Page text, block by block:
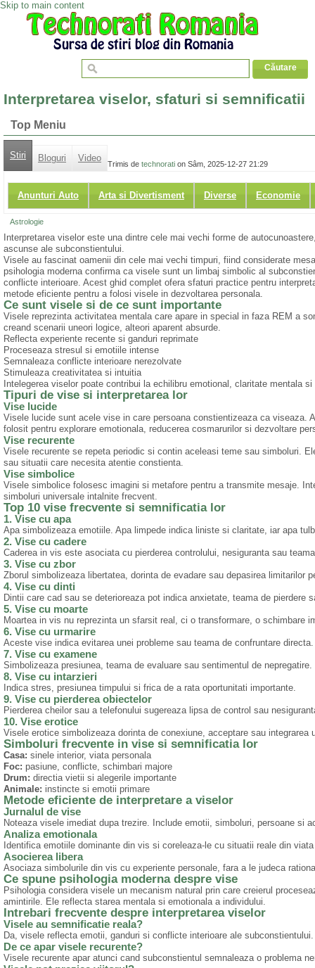
Skip to main content
Interpretarea viselor, sfaturi si semnificatii
Top Meniu
Stiri Bloguri Video
Anunturi Auto Arta si Divertisment Diverse Economie
Trimis de technorati on Sâm, 2025-12-27 21:29
Astrologie
Interpretarea viselor este una dintre cele mai vechi forme de
ascunse ale subconstientului.
Visele au fascinat oamenii din cele mai vechi timpuri, fiind considerate
psihologia moderna confirma ca visele sunt un limbaj simbolic al
conflicte interioare. Acest ghid complet ofera sfaturi practice pentru
metode eficiente pentru a folosi visele in dezvoltarea personala.
Ce sunt visele si de ce sunt importante
Visele reprezinta activitatea mentala care apare in special in faza REM a
creand scenarii uneori logice, alteori aparent absurde.
Reflecta experiente recente si ganduri reprimate
Proceseaza stresul si emotiile intense
Semnaleaza conflicte interioare nerezolvate
Stimuleaza creativitatea si intuitia
Intelegerea viselor poate contribui la echilibru emotional, claritate mentala
Tipuri de vise si interpretarea lor
Vise lucide
Visele lucide sunt acele vise in care persoana constientizeaza ca viseaza.
folosit pentru explorare emotionala, reducerea cosmarurilor si dezvoltare
Vise recurente
Visele recurente se repeta periodic si contin aceleasi teme sau simboluri.
sau situatii care necesita atentie constienta.
Vise simbolice
Visele simbolice folosesc imagini si metafore pentru a transmite mesaje.
simboluri universale intalnite frecvent.
Top 10 vise frecvente si semnificatia lor
1. Vise cu apa
Apa simbolizeaza emotiile. Apa limpede indica liniste si claritate, iar apa
2. Vise cu cadere
Caderea in vis este asociata cu pierderea controlului, nesiguranta sau
3. Vise cu zbor
Zborul simbolizeaza libertatea, dorinta de evadare sau depasirea limitarilor
4. Vise cu dinti
Dintii care cad sau se deterioreaza pot indica anxietate, teama de pierdere
5. Vise cu moarte
Moartea in vis nu reprezinta un sfarsit real, ci o transformare, o schimbare
6. Vise cu urmarire
Aceste vise indica evitarea unei probleme sau teama de confruntare directa.
7. Vise cu examene
Simbolizeaza presiunea, teama de evaluare sau sentimentul de nepregatire.
8. Vise cu intarzieri
Indica stres, presiunea timpului si frica de a rata oportunitati importante.
9. Vise cu pierderea obiectelor
Pierderea cheilor sau a telefonului sugereaza lipsa de control sau
10. Vise erotice
Visele erotice simbolizeaza dorinta de conexiune, acceptare sau integrarea
Simboluri frecvente in vise si semnificatia lor
Casa: sinele interior, viata personala
Foc: pasiune, conflicte, schimbari majore
Drum: directia vietii si alegerile importante
Animale: instincte si emotii primare
Metode eficiente de interpretare a viselor
Jurnalul de vise
Noteaza visele imediat dupa trezire. Include emotii, simboluri, persoane si
Analiza emotionala
Identifica emotiile dominante din vis si coreleaza-le cu situatii reale din
Asocierea libera
Asociaza simbolurile din vis cu experiente personale, fara a le judeca
Ce spune psihologia moderna despre vise
Psihologia considera visele un mecanism natural prin care creierul
amintirile. Ele reflecta starea mentala si emotionala a individului.
Intrebari frecvente despre interpretarea viselor
Visele au semnificatie reala?
Da, visele reflecta emotii, ganduri si conflicte interioare ale subconstientului.
De ce apar visele recurente?
Visele recurente apar atunci cand subconstientul semnaleaza o problema